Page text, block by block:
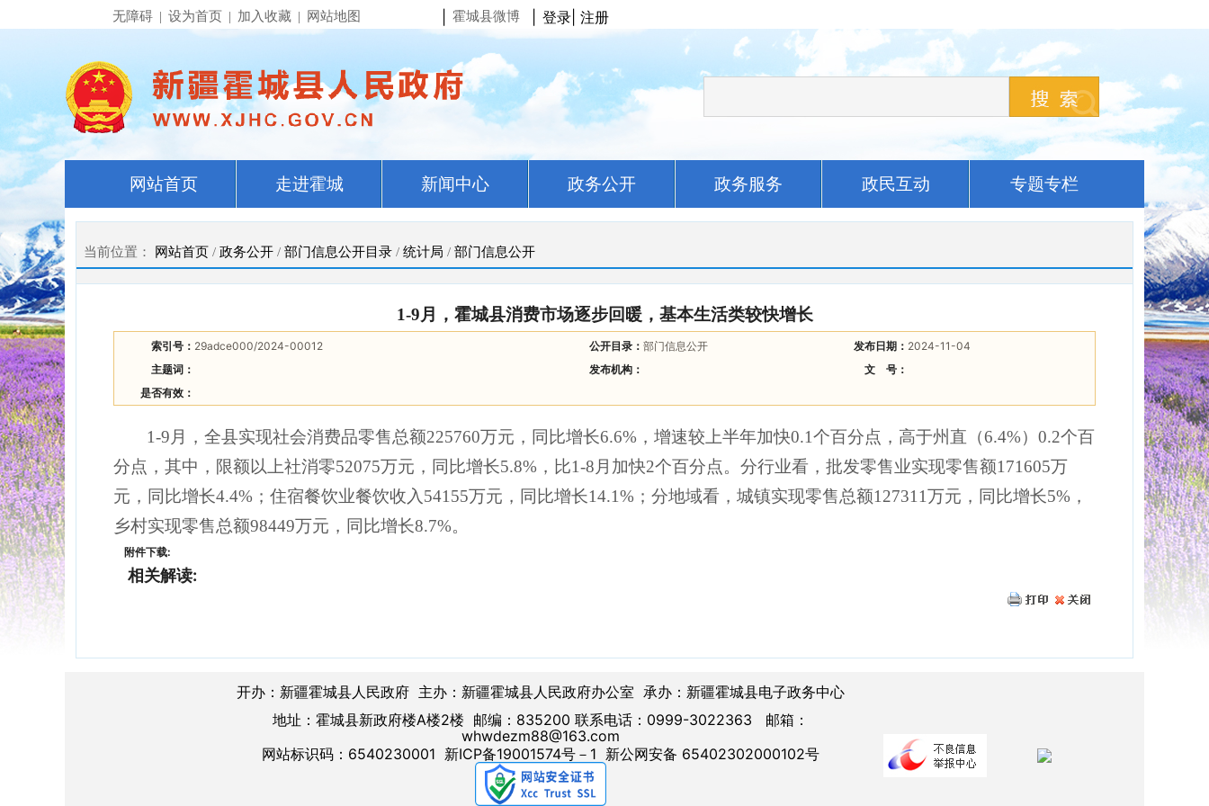
无障碍 | 设为首页 | 加入收藏 | 网站地图 霍城县微博 登录 注册
网站首页 走进霍城 新闻中心 政务公开 政务服务 政民互动 专题专栏
当前位置： 网站首页 / 政务公开 / 部门信息公开目录 / 统计局 / 部门信息公开
1-9月，霍城县消费市场逐步回暖，基本生活类较快增长
索引号： 29adce000/2024-00012 公开目录： 部门信息公开 发布日期： 2024-11-04
主题词：
发布机构：
文 号：
是否有效：
1-9月，全县实现社会消费品零售总额225760万元，同比增长6.6%，增速较上半年加快0.1个百分点，高于州直（6.4%）0.2个百
分点，其中，限额以上社消零52075万元，同比增长5.8%，比1-8月加快2个百分点。分行业看，批发零售业实现零售额171605万
元，同比增长4.4%；住宿餐饮业餐饮收入54155万元，同比增长14.1%；分地域看，城镇实现零售总额127311万元，同比增长5%，
乡村实现零售总额98449万元，同比增长8.7%。
附件下载:
相关解读:
开办：新疆霍城县人民政府 主办：新疆霍城县人民政府办公室 承办：新疆霍城县电子政务中心
地址：霍城县新政府楼A楼2楼 邮编：835200 联系电话：0999-3022363 邮箱：
whwdezm88@163.com
网站标识码：6540230001 新ICP备19001574号－1 新公网安备 65402302000102号